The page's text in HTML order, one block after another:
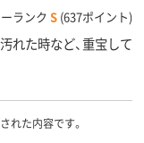
ランク S (637ポイント)
れた時など、重宝して
れた内容です。